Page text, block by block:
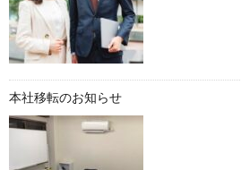
本社移転のお知らせ